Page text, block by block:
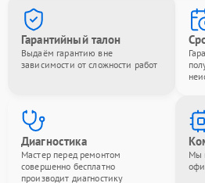
Гарантийный талон
Выдаём гарантию вне
зависимости от сложности работ
Диагностика
Мастер перед ремонтом
совершенно бесплатно
производит диагностику
Мы